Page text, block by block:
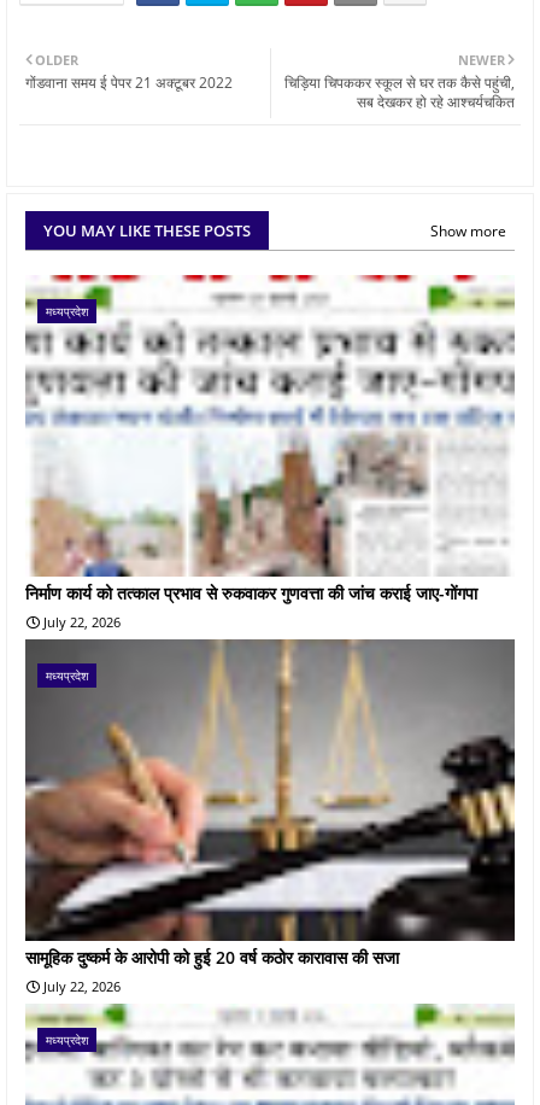
NEWER
चिड़िया चिपककर स्कूल से घर तक कैसे पहुंची,
सब देखकर हो रहे आश्चर्यचकित
OLDER
गोंडवाना समय ई पेपर 21 अक्टूबर 2022
YOU MAY LIKE THESE POSTS Show more
मध्यप्रदेश
निर्माण कार्य को तत्काल प्रभाव से रुकवाकर गुणवत्ता की जांच कराई जाए-गोंगपा
July 22, 2026
मध्यप्रदेश
सामूहिक दुष्कर्म के आरोपी को हुई 20 वर्ष कठोर कारावास की सजा
July 22, 2026
मध्यप्रदेश